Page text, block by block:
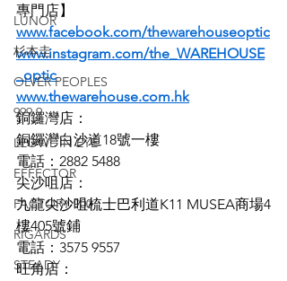
LUNOR
杉本圭
OLVER PEOPLES
999.9
LEOWL IN EYE
EFFECTOR
FACTORY 900
RIGARDS
STEADY
專門店】
www.facebook.com/thewarehouseoptic
www.instagram.com/the_WAREHOUSE
_optic
www.thewarehouse.com.hk
銅鑼灣店：
銅鑼灣白沙道18號一樓
電話：2882 5488
尖沙咀店：
九龍尖沙咀梳士巴利道K11 MUSEA商場4
樓405號鋪
電話：3575 9557
旺角店：